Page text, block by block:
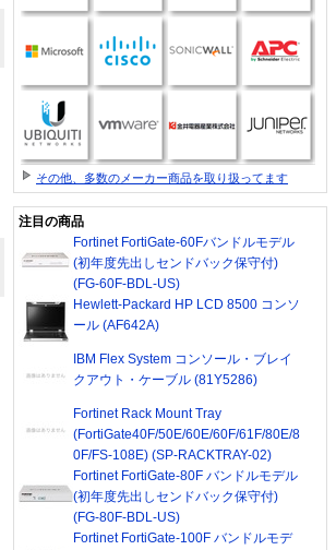
その他、多数のメーカー商品を取り扱ってます
注目の商品
Fortinet FortiGate-60Fバンドルモデル
(初年度先出しセンドバック保守付)
(FG-60F-BDL-US)
Hewlett-Packard HP LCD 8500 コンソ
ール (AF642A)
IBM Flex System コンソール・ブレイ
クアウト・ケーブル (81Y5286)
Fortinet Rack Mount Tray
(FortiGate40F/50E/60E/60F/61F/80E/8
0F/FS-108E) (SP-RACKTRAY-02)
Fortinet FortiGate-80F バンドルモデル
(初年度先出しセンドバック保守付)
(FG-80F-BDL-US)
Fortinet FortiGate-100F バンドルモデ